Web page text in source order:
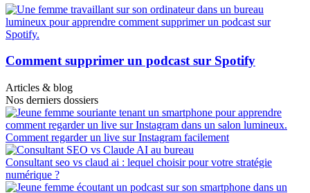
Comment supprimer un podcast sur Spotify
Articles & blog
Nos derniers dossiers
Comment regarder un live sur Instagram facilement
Consultant seo vs claud ai : lequel choisir pour votre stratégie
numérique ?